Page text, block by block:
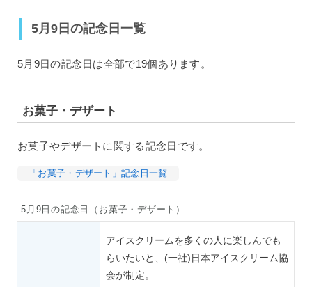
5月9日の記念日一覧
5月9日の記念日は全部で19個あります。
お菓子・デザート
お菓子やデザートに関する記念日です。
「お菓子・デザート」記念日一覧
5月9日の記念日（お菓子・デザート）
アイスクリームを多くの人に楽しんでも
らいたいと、(一社)日本アイスクリーム協
会が制定。